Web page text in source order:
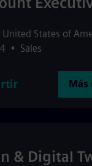
United States of
• Sales
Más
& Digital